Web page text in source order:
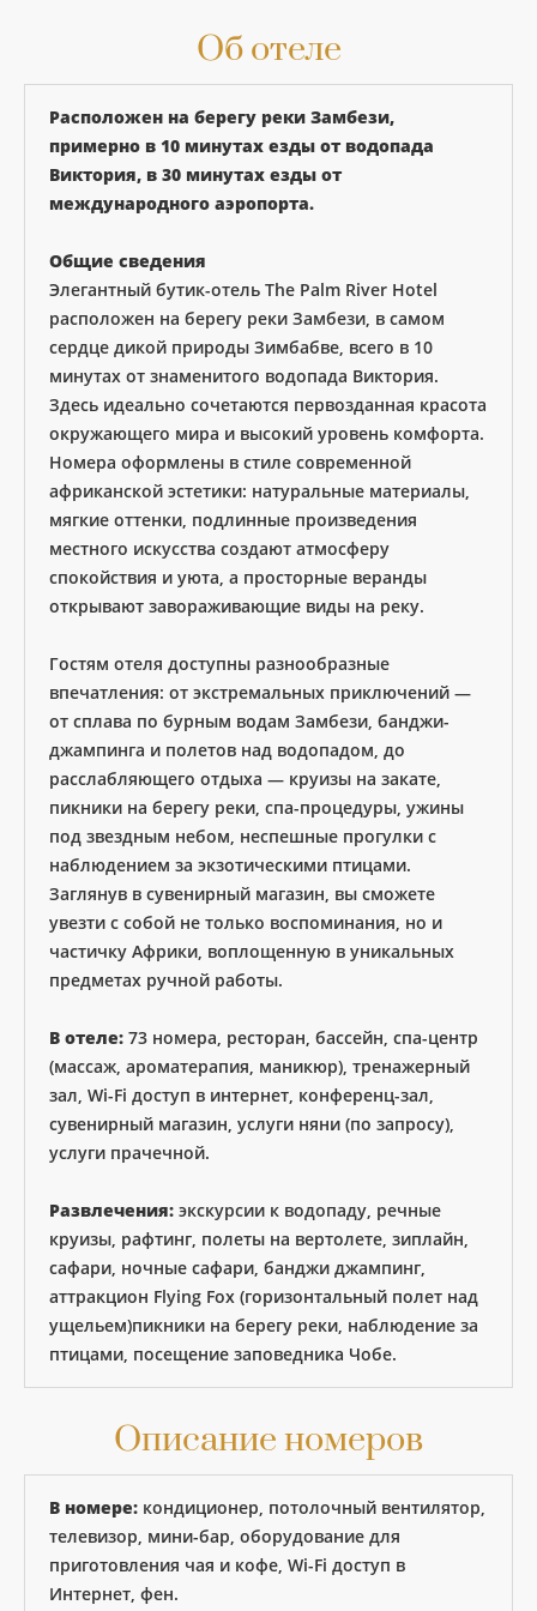
Об отеле
Расположен на берегу реки Замбези,
примерно в 10 минутах езды от водопада
Виктория, в 30 минутах езды от
международного аэропорта.
Общие сведения
Элегантный бутик-отель The Palm River Hotel
расположен на берегу реки Замбези, в самом
сердце дикой природы Зимбабве, всего в 10
минутах от знаменитого водопада Виктория.
Здесь идеально сочетаются первозданная красота
окружающего мира и высокий уровень комфорта.
Номера оформлены в стиле современной
африканской эстетики: натуральные материалы,
мягкие оттенки, подлинные произведения
местного искусства создают атмосферу
спокойствия и уюта, а просторные веранды
открывают завораживающие виды на реку.
Гостям отеля доступны разнообразные
впечатления: от экстремальных приключений —
от сплава по бурным водам Замбези, банджи-
джампинга и полетов над водопадом, до
расслабляющего отдыха — круизы на закате,
пикники на берегу реки, спа-процедуры, ужины
под звездным небом, неспешные прогулки с
наблюдением за экзотическими птицами.
Заглянув в сувенирный магазин, вы сможете
увезти с собой не только воспоминания, но и
частичку Африки, воплощенную в уникальных
предметах ручной работы.
В отеле: 73 номера, ресторан, бассейн, спа-центр
(массаж, ароматерапия, маникюр), тренажерный
зал, Wi-Fi доступ в интернет, конференц-зал,
сувенирный магазин, услуги няни (по запросу),
услуги прачечной.
Развлечения: экскурсии к водопаду, речные
круизы, рафтинг, полеты на вертолете, зиплайн,
сафари, ночные сафари, банджи джампинг,
аттракцион Flying Fox (горизонтальный полет над
ущельем)пикники на берегу реки, наблюдение за
птицами, посещение заповедника Чобе.
Описание номеров
В номере: кондиционер, потолочный вентилятор,
телевизор, мини-бар, оборудование для
приготовления чая и кофе, Wi-Fi доступ в
Интернет, фен.